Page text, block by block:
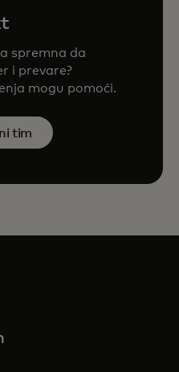
spremna da
i prevare?
mogu pomoći.
tim